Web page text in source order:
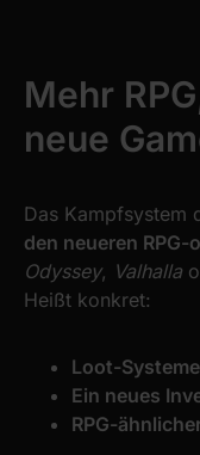
Mehr
neue
Das Kampfsystem
den neueren
Odyssey, Valhalla
Heißt konkret:
Loot-
Ein neues
RPG-